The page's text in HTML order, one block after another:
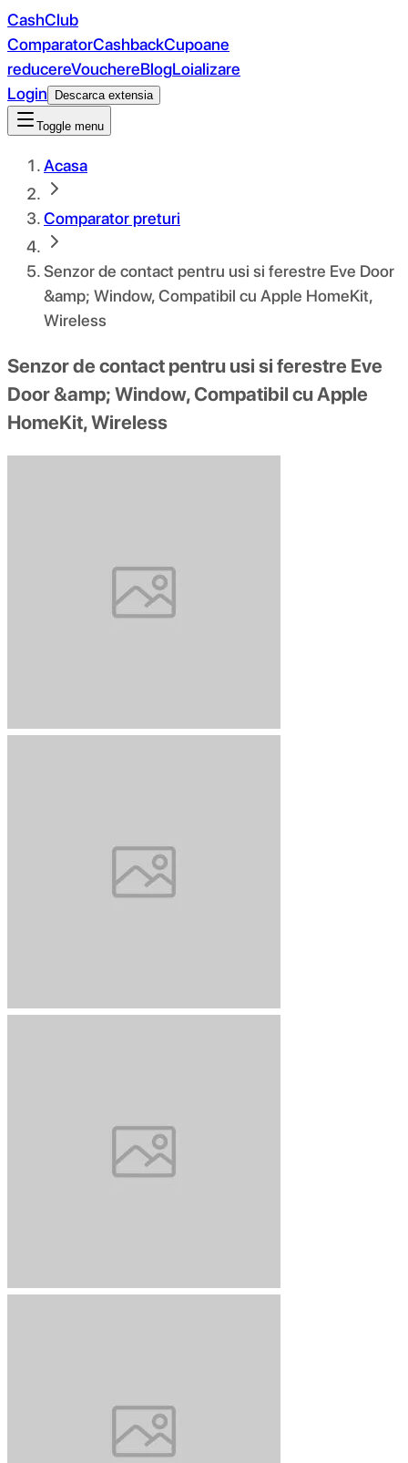
CashClub
ComparatorCashbackCupoane
reducereVouchereBlogLoializare
Login
Descarca extensia
Toggle menu
Acasa
Comparator preturi
Senzor de contact pentru usi si ferestre Eve Door
&amp; Window, Compatibil cu Apple HomeKit,
Wireless
Senzor de contact pentru usi si ferestre Eve
Door &amp; Window, Compatibil cu Apple
HomeKit, Wireless